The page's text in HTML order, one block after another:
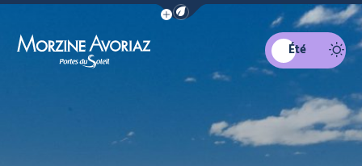
Afficher la barre de navigation du
Été